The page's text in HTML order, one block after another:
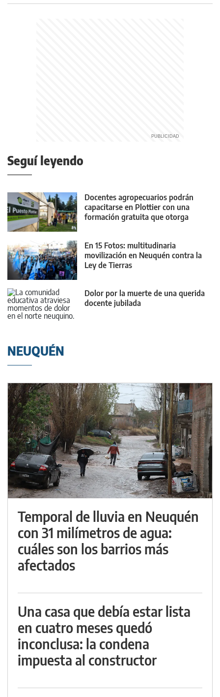
Seguí leyendo
Docentes agropecuarios podrán
capacitarse en Plottier con una
formación gratuita que otorga
En 15 Fotos: multitudinaria
movilización en Neuquén contra la
Ley de Tierras
Dolor por la muerte de una querida
docente jubilada
NEUQUÉN
Temporal de lluvia en Neuquén
con 31 milímetros de agua:
cuáles son los barrios más
afectados
Una casa que debía estar lista
en cuatro meses quedó
inconclusa: la condena
impuesta al constructor